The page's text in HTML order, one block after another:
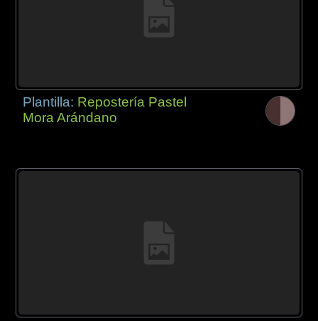
Plantilla: Repostería Pastel
Mora Arándano